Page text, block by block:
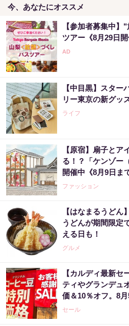
今、あなたにオススメ
【参加者募集中
ツアー《8月29日開
【中目黒】スター
リー東京の新グッ
ライフ
【原宿】扇子とア
る！？「ケンゾー
開催中《8月9日ま
ファッション
【はなまるうどん
うどんが期間限定
える日も！
グルメ
【カルディ最新セ
ティやグランデュ
価＆10％オフ。8
セール